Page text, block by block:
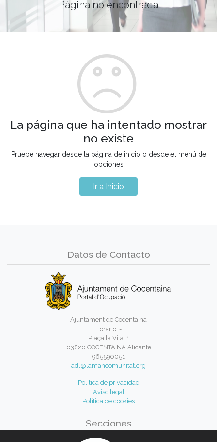
Página no encontrada
La página que ha intentado mostrar
no existe
Pruebe navegar desde la página de inicio o desde el menú de
opciones
Ir a Inicio
Datos de Contacto
Ajuntament de Cocentaina
Horario: -
Plaça la Vila, 1
03820 COCENTAINA Alicante
965590051
adl@lamancomunitat.org
Política de privacidad
Aviso legal
Política de cookies
Secciones